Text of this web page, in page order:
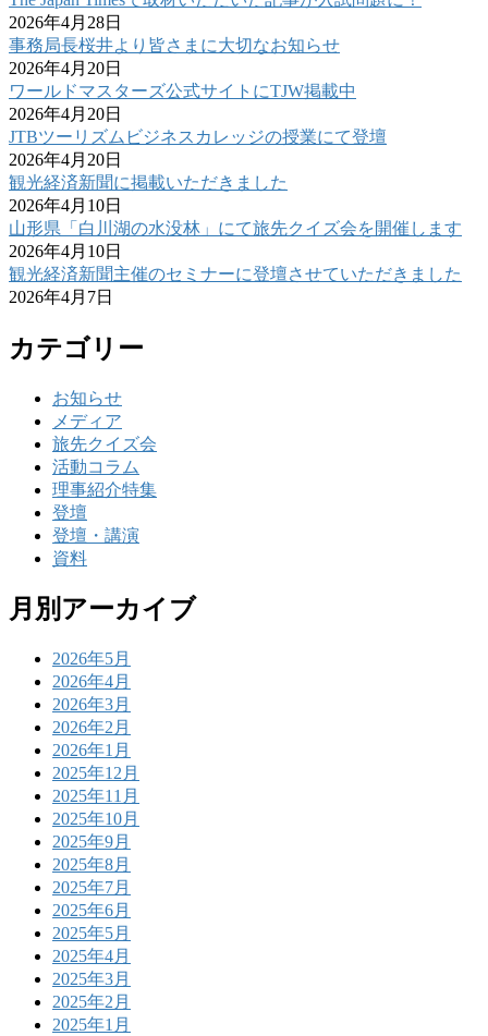
2026年4月28日
事務局長桜井より皆さまに大切なお知らせ
2026年4月20日
ワールドマスターズ公式サイトにTJW掲載中
2026年4月20日
JTBツーリズムビジネスカレッジの授業にて登壇
2026年4月20日
観光経済新聞に掲載いただきました
2026年4月10日
山形県「白川湖の水没林」にて旅先クイズ会を開催します
2026年4月10日
観光経済新聞主催のセミナーに登壇させていただきました
2026年4月7日
カテゴリー
お知らせ
メディア
旅先クイズ会
活動コラム
理事紹介特集
登壇
登壇・講演
資料
月別アーカイブ
2026年5月
2026年4月
2026年3月
2026年2月
2026年1月
2025年12月
2025年11月
2025年10月
2025年9月
2025年8月
2025年7月
2025年6月
2025年5月
2025年4月
2025年3月
2025年2月
2025年1月